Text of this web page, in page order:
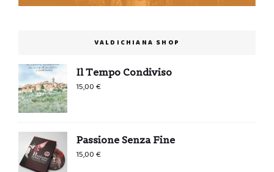
VALDICHIANA SHOP
Il Tempo Condiviso
15,00€
Passione Senza Fine
15,00€